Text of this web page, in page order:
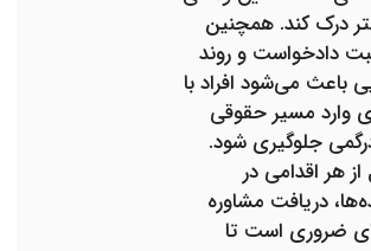
درک کند. همچنین
دادخواست و روند
باعث می‌شود افراد با
وارد مسیر حقوقی
جلوگیری شود.
هر اقدامی در
دریافت مشاوره
ضروری است تا